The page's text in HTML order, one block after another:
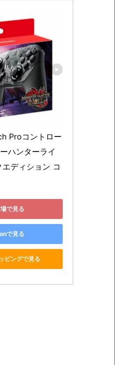
Proコントロー
ハンターライ
ディション コ
で見る
で見る
ピングで見る